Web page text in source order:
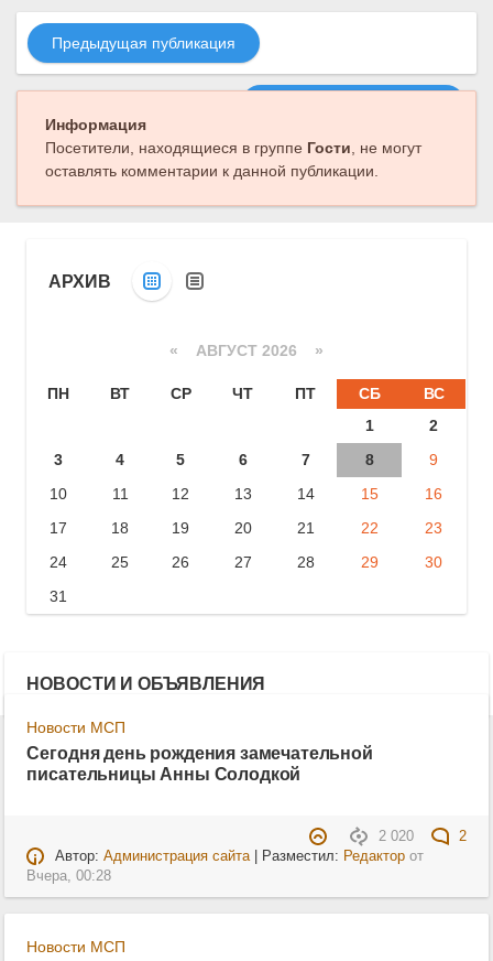
Предыдущая публикация
Информация
Посетители, находящиеся в группе Гости, не могут
оставлять комментарии к данной публикации.
АРХИВ
« АВГУСТ 2026 »
ПН ВТ СР ЧТ ПТ СБ
ВС
1
2
3
4 5 6 7 8
9
10
11 12 13 14 15
16
17
18 19 20 21 22
23
24
25 26 27 28 29
30
31
НОВОСТИ И ОБЪЯВЛЕНИЯ
Новости МСП
Сегодня день рождения замечательной
писательницы Анны Солодкой
2 020
2
Автор: Администрация сайта| Разместил: Редакторот
Вчера, 00:28
Новости МСП